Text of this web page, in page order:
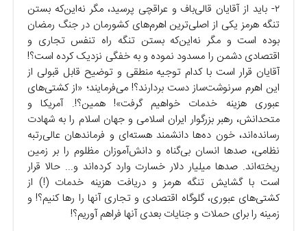
۲- باید از آقایان قالی‌باف و عراقچی پرسید، مگر نه‌این‌که بستن
تنگه هرمز یکی از اصلی‌ترین اهرم‌های کشورمان در جنگ رمضان
بوده است و مگر نه‌این‌که بستن تنگه راه تنفس تجاری و
اقتصادی دشمن را مسدود نموده و به خفگی نزدیک کرده است؟!
آقایان قرار است با کدام توجیه منطقی و توضیح قابل قبولی از
این اهرم سرنوشت‌ساز دست بردارند؟! می‌فرمایند؛ «از کشتی‌های
عبوری هزینه خدمات خواهیم گرفت»! همین؟!. آمریکا و
متحدانش، رهبر بزرگوار ایران اسلامی و جهان اسلام را به شهادت
رسانده‌اند، خون ده‌ها دانشمند هسته‌ای و فرماندهان عالی‌رتبه
نظامی، صد‌ها انسان بی‌گناه و دانش‌آموزان مظلوم را بر زمین
ریخته‌اند. صد‌ها میلیار دلار خسارت وارد کرده‌اند و‌... حالا قرار
است با گشایش تنگه هرمز و دریافت هزینه خدمات (!) از
کشتی‌های عبوری، گلوگاه اقتصادی و تجاری آنها را رها کنیم؟! و
زمینه را برای حملات و جنایات بعدی آنها فراهم آوریم؟!